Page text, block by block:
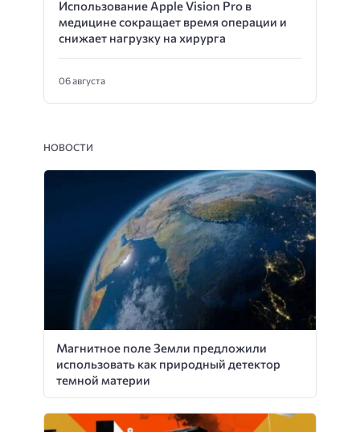
Использование Apple Vision Pro в
медицине сокращает время операции и
снижает нагрузку на хирурга
06 августа
НОВОСТИ
Магнитное поле Земли предложили
использовать как природный детектор
темной материи